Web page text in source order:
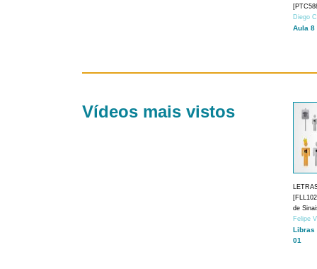
Diego
Aula 8
Vídeos mais vistos
de
Felipe
Libras
01